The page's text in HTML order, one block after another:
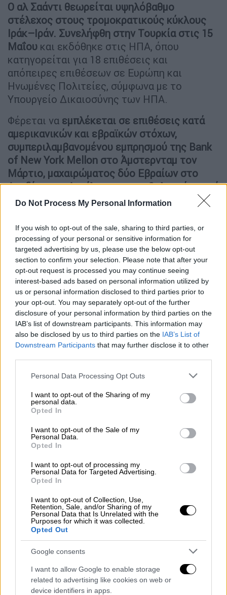
Do Not Process My Personal Information
If you wish to opt-out of the sale, sharing to third parties, or
processing of your personal or sensitive information for
targeted advertising by us, please use the below opt-out
section to confirm your selection. Please note that after your
opt-out request is processed you may continue seeing
interest-based ads based on personal information utilized by
us or personal information disclosed to third parties prior to
your opt-out. You may separately opt-out of the further
disclosure of your personal information by third parties on the
IAB’s list of downstream participants. This information may
also be disclosed by us to third parties on the IAB’s List of
Downstream Participants that may further disclose it to other
Please note that this website/app uses one or more Google
not limited to your visit or usage behaviour. You may click to
grant or deny consent to Google and its third-party tags to
use your data for below specified purposes in below Google
consent section.
Personal Data Processing Opt Outs
I want to opt-out of the Sharing of my
personal data.
Opted In
I want to opt-out of the Sale of my
Personal Data.
Opted In
I want to opt-out of processing my
Personal Data for Targeted Advertising.
Opted In
I want to opt-out of Collection, Use,
Retention, Sale, and/or Sharing of my
Personal Data that Is Unrelated with the
Purposes for which it was collected.
Opted Out
Google consents
I want to allow Google to enable storage
related to advertising like cookies on web or
device identifiers in apps.
Ο αλ Σαάντι θεωρείται υψηλόβαθμο
στέλεχος στους τρομοκρατικούς κύκλους
Ιράκ–Ιράν. Συνελήφθη στην Τουρκία στις 15
Μαΐου και εκδόθηκε στις ΗΠΑ, όπου
κατηγορείται για 18 επιθέσεις και
απόπειρες επιθέσεων σε Ευρώπη και
Ηνωμένες Πολιτείες, σύμφωνα με το
Υπουργείο Δικαιοσύνης των ΗΠΑ.
Φέρεται να εμπλέκεται σε επιθέσεις κατά
αμερικανικών και εβραϊκών στόχων,
συμπεριλαμβανομένου εμπρησμού της Bank
of New York Mellon στο Άμστερνταμ τον
Μάρτιο, μαχαιρώματος δύο Εβραίων στο
Λονδίνο τον Απρίλιο και πυροβολισμών κατά
του αμερικανικού προξενείου στο Τορόντο
επιθέσεις κατά Εβραίων, όπως ο
βομβαρδισμός συναγωγής στη Λιέγη και ο
εμπρησμός ναού στο Ρότερνταμ.
Σύμφωνα με τον Κανμπάρ, ο Αλ-Σαάντι είχε
μεγαλώσει στη Βαγδάτη αλλά στάλθηκε στην
Τεχεράνη για εκπαίδευση από τους
Φρουρούς της Επανάστασης. Αργότερα
ίδρυσε γραφείο που ειδικευόταν σε
θρησκευτικά ταξίδια, το οποίο φέρεται να
χρησιμοποιούσε για να ταξιδεύει
παγκοσμίως και να συνδέεται με
τρομοκρατικούς πυρήνες
Κατά τη σύλληψή του στην Τουρκία, είχε
στην κατοχή του ειδικό ιρακινό υπηρεσιακό